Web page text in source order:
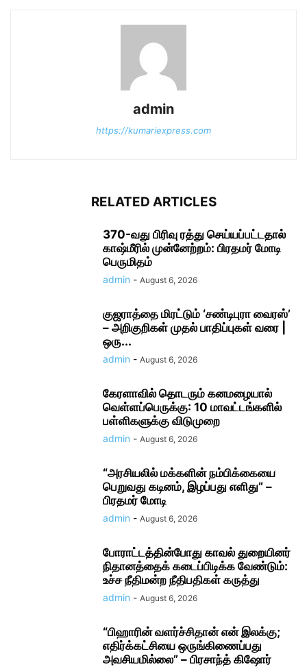
admin
https://kumariexpress.com
RELATED ARTICLES
370-வது பிரிவு ரத்து செய்யப்பட்டதால்
காஷ்மீரில் முன்னேற்றம்: பிரதமர் மோடி
பெருமிதம்
admin - August 6, 2026
குஜராத்தை மிரட்டும் ‘சண்டிபுரா வைரஸ்’
– அறிகுறிகள் முதல் பாதிப்புகள் வரை |
ஒரு...
admin - August 6, 2026
கேரளாவில் தொடரும் கனமழையால்
வெள்ளப்பெருக்கு: 10 மாவட்டங்களில்
பள்ளிகளுக்கு விடுமுறை
admin - August 6, 2026
“அரசியலில் மக்களின் நம்பிக்கையை
பெறுவது கடினம், இழப்பது எளிது” –
பிரதமர் மோடி
admin - August 6, 2026
போராட்டத்தின்போது காவல் துறையினர்
நிதானத்தைக் கடைப்பிடிக்க வேண்டும்:
உச்ச நீதிமன்ற நீதிபதிகள் கருத்து
admin - August 6, 2026
“பிஹாரின் வளர்ச்சிதான் என் இலக்கு;
எதிர்க்கட்சியை ஒருங்கிணைப்பது
அவசியமில்லை” – பிரசாந்த் கிஷோர்